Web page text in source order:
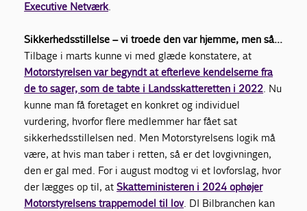
Executive Netværk
Sikkerhedsstillelse – vi troede den var hjemme, men så…
Tilbage i marts kunne vi med glæde konstatere, at
Motorstyrelsen var begyndt at efterleve kendelserne fra
de to sager, som de tabte i Landsskatteretten i 2022 . Nu
kunne man få foretaget en konkret og individuel
vurdering, hvorfor flere medlemmer har fået sat
sikkerhedsstillelsen ned. Men Motorstyrelsens logik må
være, at hvis man taber i retten, så er det lovgivningen,
den er gal med. For i august modtog vi et lovforslag, hvor
der lægges op til, atSkatteministeren i 2024 ophøjer
Motorstyrelsens trappemodel til lov. DI Bilbranchen kan